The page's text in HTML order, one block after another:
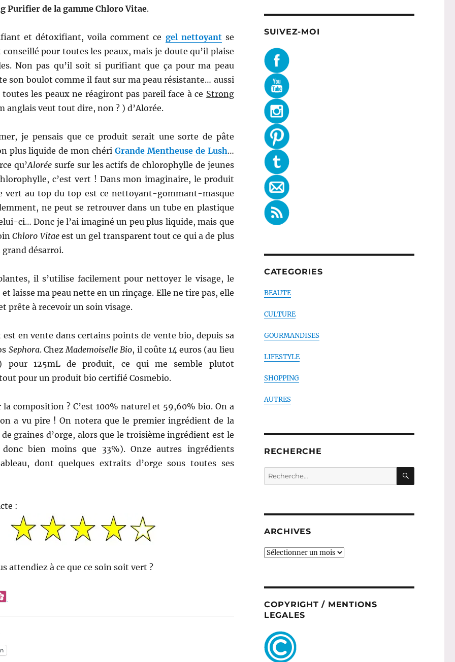
Purifier de la gamme Chloro Vitae.
et détoxifiant, voila comment ce gel nettoyantse
conseillé pour toutes les peaux, mais je doute qu’il plaise
Non pas qu’il soit si purifiant que ça pour ma peau
son boulot comme il faut sur ma peau résistante… aussi
les peaux ne réagiront pas pareil face à ce Strong
anglais veut tout dire, non ? ) d’Alorée.
je pensais que ce produit serait une sorte de pâte
plus liquide de mon chériGrande Mentheuse de Lush…
qu’Alorée surfe sur les actifs de chlorophylle de jeunes
c’est vert ! Dans mon imaginaire, le produit
vert au top du top est ce nettoyant-gommant-masque
ne peut se retrouver dans un tube en plastique
ci… Donc je l’ai imaginé un peu plus liquide, mais que
Chloro Vitaeest un gel transparent tout ce qui a de plus
désarroi.
il s’utilise facilement pour nettoyer le visage, le
laisse ma peau nette en un rinçage. Elle ne tire pas, elle
prête à recevoir un soin visage.
en vente dans certains points de vente bio, depuis sa
Sephora. Chez Mademoiselle Bio, il coûte 14 euros (au lieu
pour 125mL de produit, ce qui me semble plutot
pour un produit bio certifié Cosmebio.
composition ? C’est 100% naturel et 59,60% bio. On a
a vu pire ! On notera que le premier ingrédient de la
de graines d’orge, alors que le troisième ingrédient est le
bien moins que 33%). Onze autres ingrédients
dont quelques extraits d’orge sous toutes ses
:
attendiez à ce que ce soin soit vert ?
SUIVEZ-MOI
CATEGORIES
BEAUTE
CULTURE
GOURMANDISES
LIFESTYLE
SHOPPING
AUTRES
RECHERCHE
Recherche
pour :
ARCHIVES
ARCHIVES
COPYRIGHT / MENTIONS
LEGALES